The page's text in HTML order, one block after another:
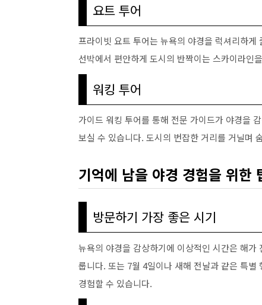
요트 투어
프라이빗 요트 투어는 뉴욕의 야경을 럭셔리하
선박에서 편안하게 도시의 반짝이는 스카이라인
워킹 투어
가이드 워킹 투어를 통해 전문 가이드가 야경을
보실 수 있습니다. 도시의 번잡한 거리를 거닐며
기억에 남을 야경 경험을 위한
방문하기 가장 좋은 시기
뉴욕의 야경을 감상하기에 이상적인 시간은 해
룹니다. 또는 7월 4일이나 새해 전날과 같은 특
경험할 수 있습니다.